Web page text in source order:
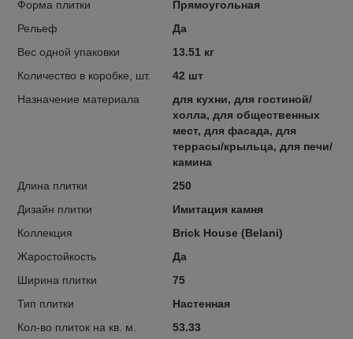
Форма плитки
Прямоугольная
Рельеф
Да
Вес одной упаковки
13.51 кг
Количество в коробке, шт.
42 шт
Назначение материала
для кухни, для гостиной/
холла, для общественных
мест, для фасада, для
террасы/крыльца, для печи/
камина
Длина плитки
250
Дизайн плитки
Имитация камня
Коллекция
Brick House (Belani)
Жаростойкость
Да
Ширина плитки
75
Тип плитки
Настенная
Кол-во плиток на кв. м.
53.33